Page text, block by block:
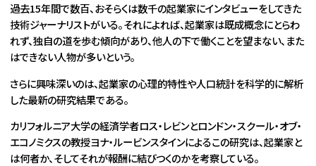
過去15年間で数百、おそらくは数千の起業家にインタビューをしてきた
技術ジャーナリストがいる。それによれば、起業家は既成概念にとらわ
れず、独自の道を歩む傾向があり、他人の下で働くことを望まない、また
はできない人物が多いという。
さらに興味深いのは、起業家の心理的特性や人口統計を科学的に解析
した最新の研究結果である。
カリフォルニア大学の経済学者ロス・レビンとロンドン・スクール・オブ・
エコノミクスの教授ヨナ・ルービンスタインによるこの研究は、起業家と
は何者か、そしてそれが報酬に結びつくのかを考察している。